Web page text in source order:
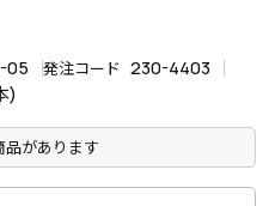
05 発注コード 230-4403
)
があります